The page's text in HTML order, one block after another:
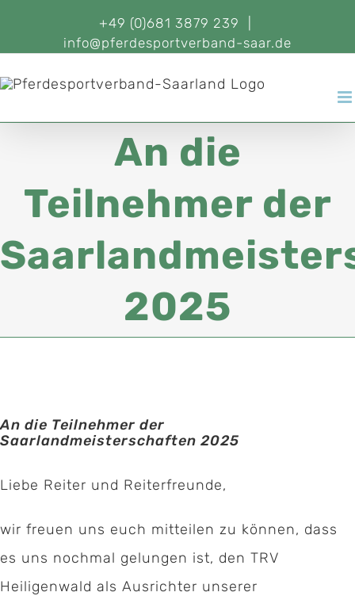
+49 (0)681 3879 239
info@pferdesportverband-saar.de
An die
Teilnehmer der
2025
An die Teilnehmer der
Saarlandmeisterschaften 2025
Liebe Reiter und Reiterfreunde,
wir freuen uns euch mitteilen zu können, dass
es uns nochmal gelungen ist, den TRV
Heiligenwald als Ausrichter unserer